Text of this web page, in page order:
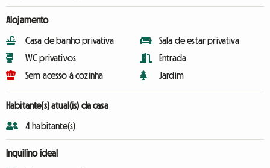
Alojamento
Casa de banho privativa
WC privativos
Sem acesso à cozinha
Sala de estar privativa
Entrada
Jardim
Habitante(s) atual(is) da casa
4 habitante(s)
Inquilino ideal